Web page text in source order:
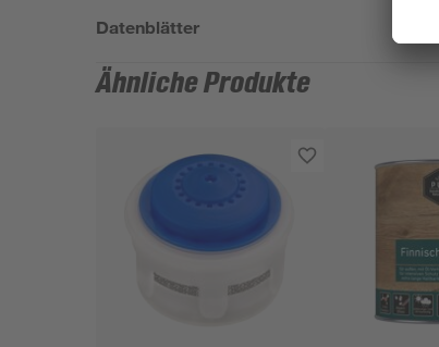
Datenblätter
Ähnliche Produkte